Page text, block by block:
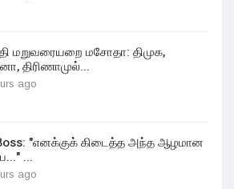
மறுவரையறை மசோதா: திமுக,
திரிணாமுல்...
ago
"எனக்குக் கிடைத்த அந்த ஆழமான
...
ago